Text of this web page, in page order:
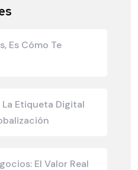
Es Cómo Te
Etiqueta Digital
El Valor Real